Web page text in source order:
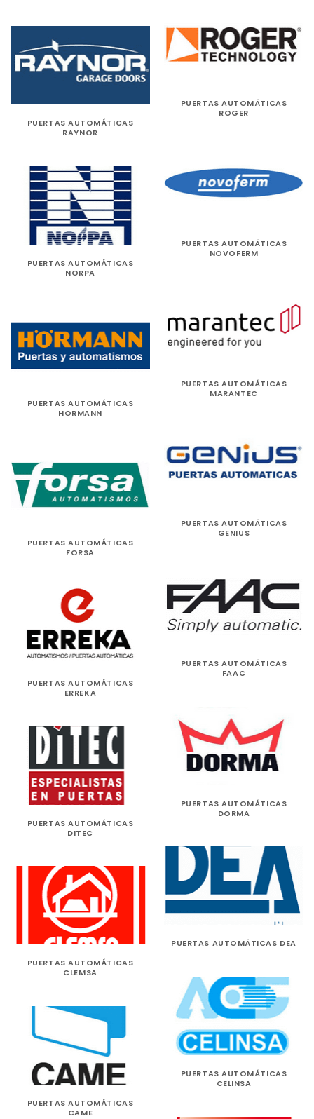
PUERTAS AUTOMÁTICAS
ROGER
PUERTAS AUTOMÁTICAS
RAYNOR
PUERTAS AUTOMÁTICAS
NOVOFERM
PUERTAS AUTOMÁTICAS
NORPA
PUERTAS AUTOMÁTICAS
MARANTEC
PUERTAS AUTOMÁTICAS
HORMANN
PUERTAS AUTOMÁTICAS
GENIUS
PUERTAS AUTOMÁTICAS
FORSA
PUERTAS AUTOMÁTICAS
FAAC
PUERTAS AUTOMÁTICAS
ERREKA
PUERTAS AUTOMÁTICAS
DORMA
PUERTAS AUTOMÁTICAS
DITEC
PUERTAS AUTOMÁTICAS DEA
PUERTAS AUTOMÁTICAS
CLEMSA
PUERTAS AUTOMÁTICAS
CELINSA
PUERTAS AUTOMÁTICAS
CAME